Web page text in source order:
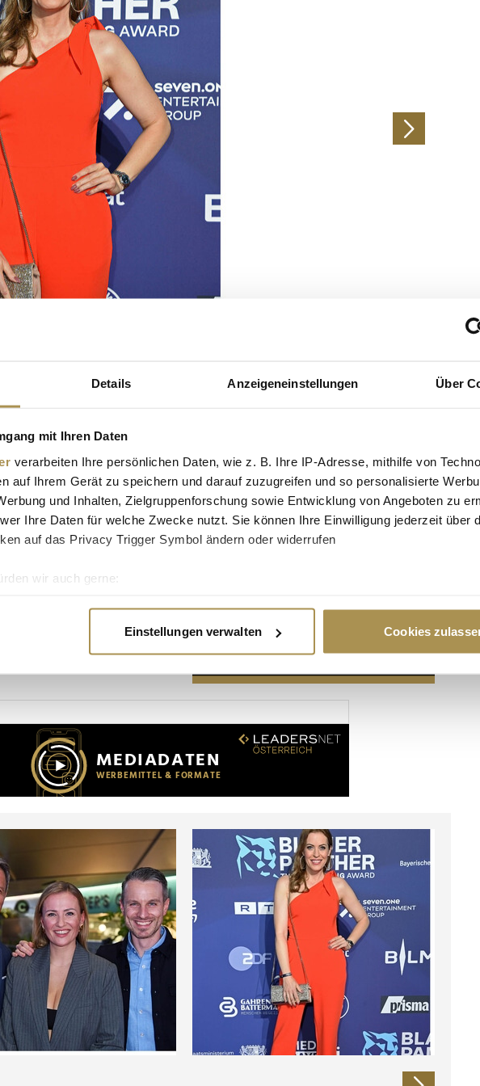
Details Anzeigeneinstellungen Über
mit Ihren Daten
verarbeiten Ihre persönlichen Daten, wie z. B. Ihre IP-Adresse, mithilfe von
auf Ihrem Gerät zu speichern und darauf zuzugreifen und so personalisierte
und Inhalten, Zielgruppenforschung sowie Entwicklung von Angeboten zu
Ihre Daten für welche Zwecke nutzt. Sie können Ihre Einwilligung jederzeit über
auf das Privacy Trigger Symbol ändern oder widerrufen
wir auch gerne:
wie Ihre persönlichen Daten verarbeitet werden, und legen Sie Ihre Präferenzen im
Inhalte und Anzeigen zu personalisieren, Funktionen für soziale Medien anbieten
für soziale Medien, Werbung und Analysen weiter. Unsere Partner führen diese
Daten zusammen, die Sie ihnen bereitgestellt haben oder die sie im Rahmen Ihrer
Einstellungen verwalten Cookies
Advertisement